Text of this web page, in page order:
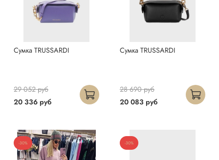
Сумка TRUSSARDI
20 336 руб
29 052 руб
Сумка TRUSSARDI
20 083 руб
28 690 руб
-30% -30%